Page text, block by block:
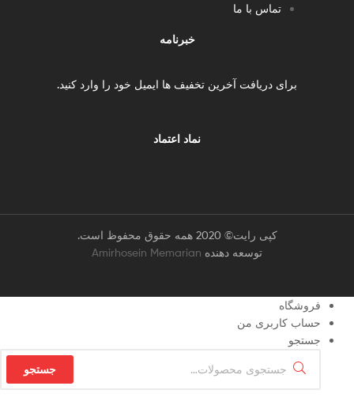
تماس با ما
خبرنامه
برای دریافت آخرین تخفیف ها ایمیل خود را وارد کنید.
نماد اعتماد
کپی رایت© 2020 همه حقوق محفوظ است.
توسعه دهنده Amirhosein Memarian
فروشگاه
حساب کاربری من
جستجو
برای:
جستجو